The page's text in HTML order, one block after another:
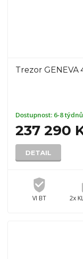
Trezor GENEVA
Dostupnost: 6-8 týdnů
237 290
DETAIL
VI BT 2x